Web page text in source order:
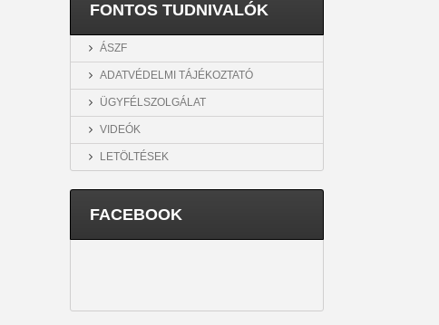
FONTOS TUDNIVALÓK
ÁSZF
ADATVÉDELMI TÁJÉKOZTATÓ
ÜGYFÉLSZOLGÁLAT
VIDEÓK
LETÖLTÉSEK
FACEBOOK